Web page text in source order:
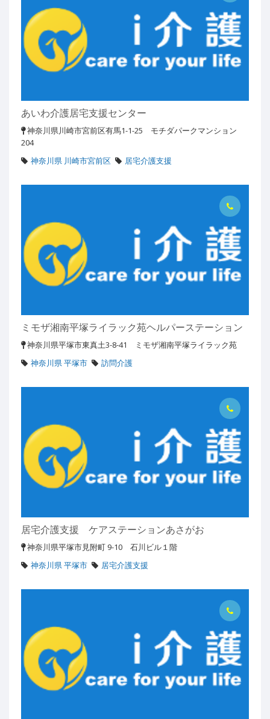
あいわ介護居宅支援センター
神奈川県川崎市宮前区有馬1-1-25 モチダパークマンション
204
神奈川県 川崎市宮前区
居宅介護支援
ミモザ湘南平塚ライラック苑ヘルパーステーション
神奈川県平塚市東真土3-8-41 ミモザ湘南平塚ライラック苑
神奈川県 平塚市
訪問介護
居宅介護支援 ケアステーションあさがお
神奈川県平塚市見附町 9-10 石川ビル１階
神奈川県 平塚市
居宅介護支援